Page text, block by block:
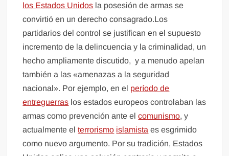
los Estados Unidos la posesión de armas se
convirtió en un derecho consagrado.Los
partidarios del control se justifican en el supuesto
incremento de la delincuencia y la criminalidad, un
hecho ampliamente discutido, ​ y a menudo apelan
también a las «amenazas a la seguridad
nacional». Por ejemplo, en el período de
entreguerras los estados europeos controlaban las
armas como prevención ante elcomunismo, y
actualmente elterrorismo islamista es esgrimido
como nuevo argumento. Por su tradición, Estados